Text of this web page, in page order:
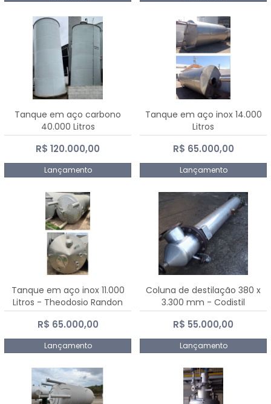
Tanque em aço carbono
40.000 Litros
R$ 120.000,00
Lançamento
Tanque em aço inox 14.000
Litros
R$ 65.000,00
Lançamento
Tanque em aço inox 11.000
Litros - Theodosio Randon
R$ 65.000,00
Lançamento
Coluna de destilação 380 x
3.300 mm - Codistil
R$ 55.000,00
Lançamento